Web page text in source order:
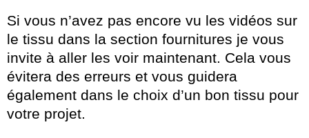
Si vous n’avez pas encore vu les vidéos sur
le tissu dans la section fournitures je vous
invite à aller les voir maintenant. Cela vous
évitera des erreurs et vous guidera
également dans le choix d’un bon tissu pour
votre projet.